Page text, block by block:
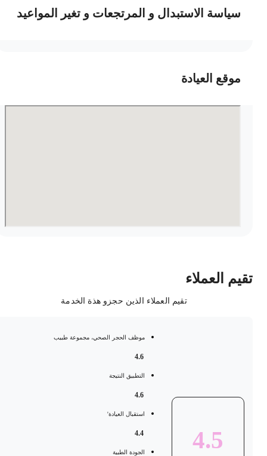
سياسة الاستبدال و المرتجعات و تغير المواعيد
موقع العيادة
العملاء
تقيم العملاء الذين حجزو هذة الخدمة
4.5
موظف الحجر الصحي، مجموعة طبيب
التطبيق النتيجة
استقبال العيادة'
الجودة الطبية